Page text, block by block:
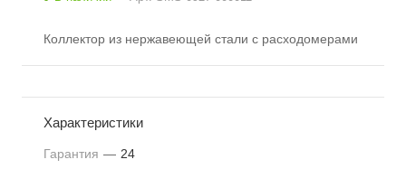
Коллектор из нержавеющей стали с расходомерами
Характеристики
Гарантия — 24